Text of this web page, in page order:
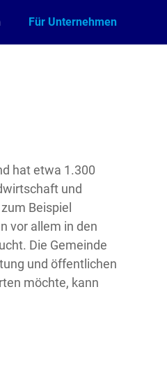
Für Unternehmen
hat etwa 1.300
und
Beispiel
vor allem in den
Die Gemeinde
und öffentlichen
möchte, kann